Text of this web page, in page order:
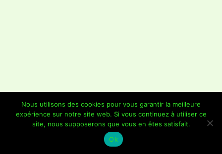
Copyright © 2026 Je Grimpe 85 | Propulsé parThème WordPress
Astra
Nous utilisons des cookies pour vous garantir la meilleure
expérience sur notre site web. Si vous continuez à utiliser ce
site, nous supposerons que vous en êtes satisfait.
Ok